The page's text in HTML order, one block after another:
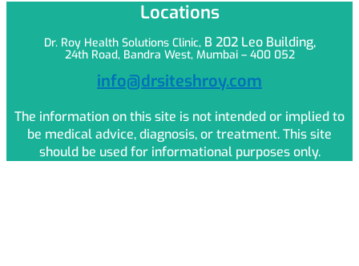
Locations
Dr. Roy Health Solutions Clinic, B 202 Leo Building,
24th Road, Bandra West, Mumbai – 400 052
info@drsiteshroy.com
The information on this site is not intended or implied to
be medical advice, diagnosis, or treatment. This site
should be used for informational purposes only.